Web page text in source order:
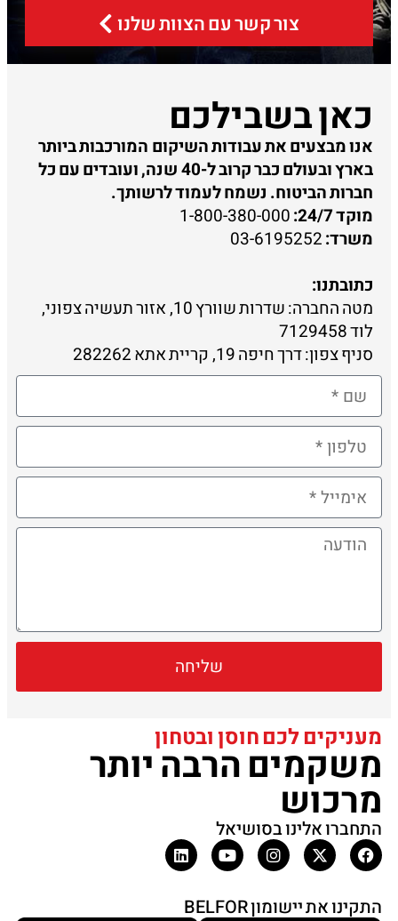
צור קשר עם הצוות שלנו
כאן בשבילכם
אנו מבצעים את עבודות השיקום המורכבות ביותר
בארץ ובעולם כבר קרוב ל-40 שנה, ועובדים עם כל
חברות הביטוח. נשמח לעמוד לרשותך.
מוקד 24/7:
1-800-380-000
משרד:03-6195252
כתובתנו:
מטה החברה: שדרות שוורץ 10, אזור תעשיה צפוני,
לוד 7129458
סניף צפון: דרך חיפה 19, קריית אתא 282262
שליחה
מעניקים לכם חוסן ובטחון
משקמים הרבה יותר
מרכוש
התחברו אלינו בסושיאל
התקינו את יישומון BELFOR